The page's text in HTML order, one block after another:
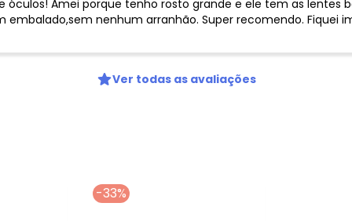
óculos! Amei porque tenho rosto grande e ele tem as
embalado,sem nenhum arranhão. Super recomendo. Fiquei
Ver todas as avaliações
-33%